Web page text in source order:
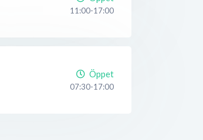
11:00-17:00
Öppet
07:30-17:00